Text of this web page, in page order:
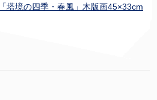
塔境の四季・春風」木版画45×33cm